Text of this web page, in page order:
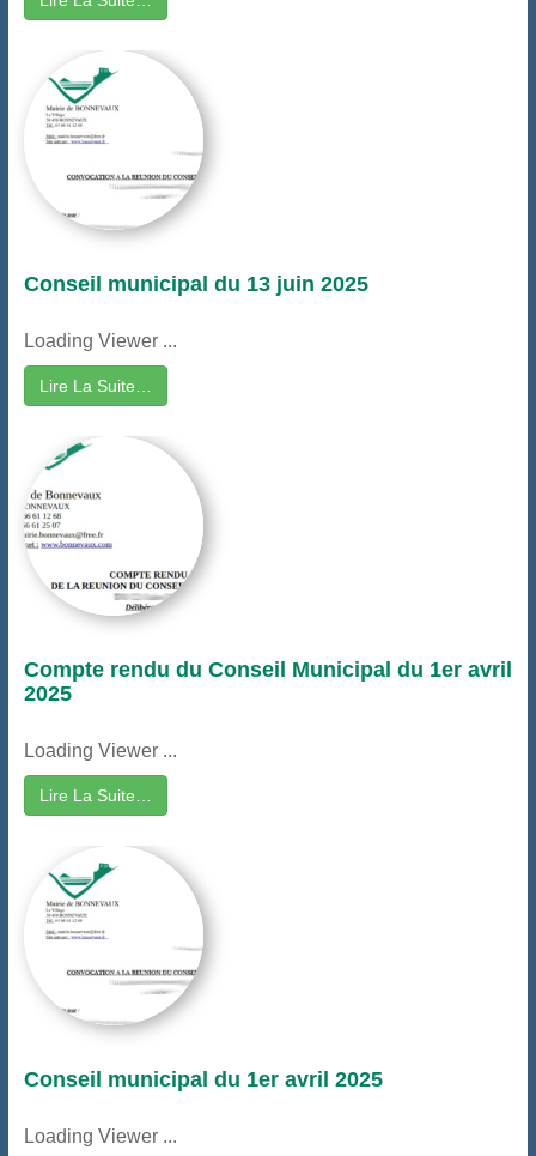
Conseil municipal du 13 juin 2025
Loading Viewer ...
Lire La Suite…
Compte rendu du Conseil Municipal du 1er avril
2025
Loading Viewer ...
Lire La Suite…
Conseil municipal du 1er avril 2025
Loading Viewer ...